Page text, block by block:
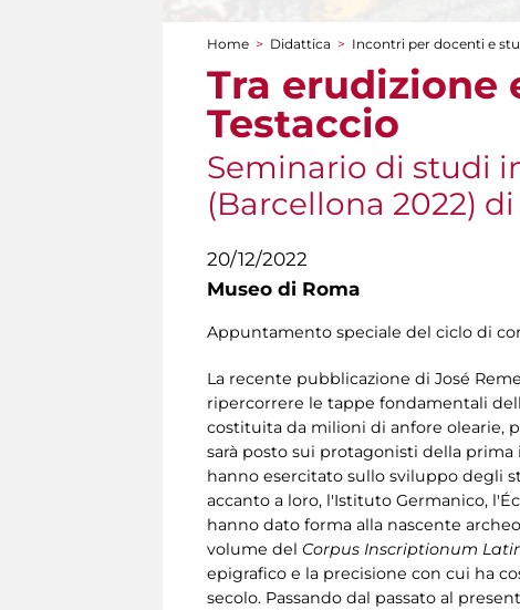
Tu sei qui
Home > Didattica > Incontri per docenti e
Tra erudizione
Testaccio
Seminario di studi
(Barcellona 2022)
20/12/2022
Museo di Roma
Appuntamento speciale del ciclo di
La recente pubblicazione di José
ripercorrere le tappe fondamentali
costituita da milioni di anfore olearie,
sarà posto sui protagonisti della
hanno esercitato sullo sviluppo degli
accanto a loro, l'Istituto Germanico,
hanno dato forma alla nascente
volume del Corpus Inscriptionum
epigrafico e la precisione con cui ha
secolo. Passando dal passato al